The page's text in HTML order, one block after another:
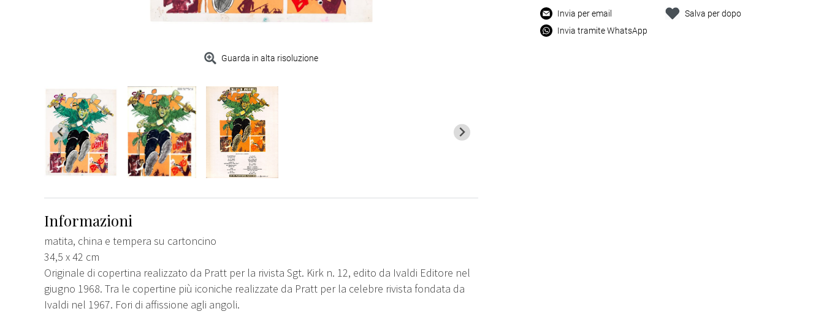
Guarda in alta risoluzione
Invia per email
Invia tramite WhatsApp
Salva per dopo
Informazioni
matita, china e tempera su cartoncino
34,5 x 42 cm
Originale di copertina realizzato da Pratt per la rivista Sgt. Kirk n. 12, edito da Ivaldi Editore nel
giugno 1968. Tra le copertine più iconiche realizzate da Pratt per la celebre rivista fondata da
Ivaldi nel 1967. Fori di affissione agli angoli.